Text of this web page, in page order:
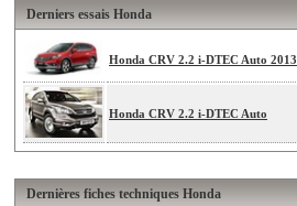
Derniers essais Honda
Honda CRV 2.2 i-DTEC Auto 2013
Honda CRV 2.2 i-DTEC Auto
Dernières fiches techniques Honda